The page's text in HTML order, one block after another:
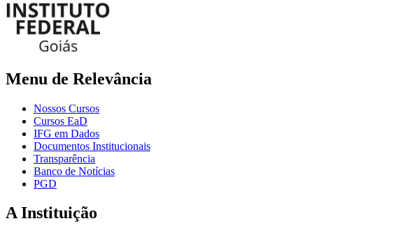
Menu de Relevância
Nossos Cursos
Cursos EaD
IFG em Dados
Documentos Institucionais
Transparência
Banco de Notícias
PGD
A Instituição